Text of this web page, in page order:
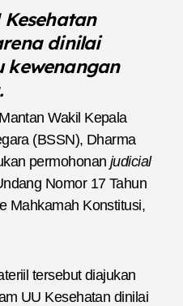
dinilai
kewenangan
Wakil Kepala
(BSSN), Dharma
permohonan judicial
Nomor 17 Tahun
Mahkamah Konstitusi,
tersebut diajukan
UU Kesehatan dinilai